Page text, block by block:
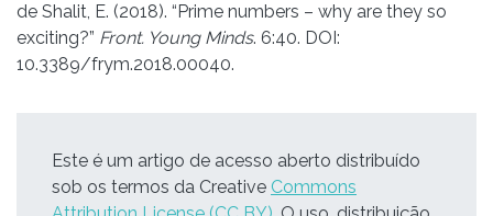
de Shalit, E. (2018). “Prime numbers – why are they so
exciting?” Front. Young Minds. 6:40. DOI:
10.3389/frym.2018.00040.
Este é um artigo de acesso aberto distribuído
sob os termos da Creative Commons